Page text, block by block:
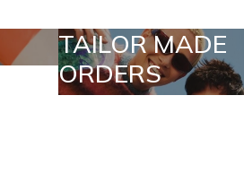
MADE